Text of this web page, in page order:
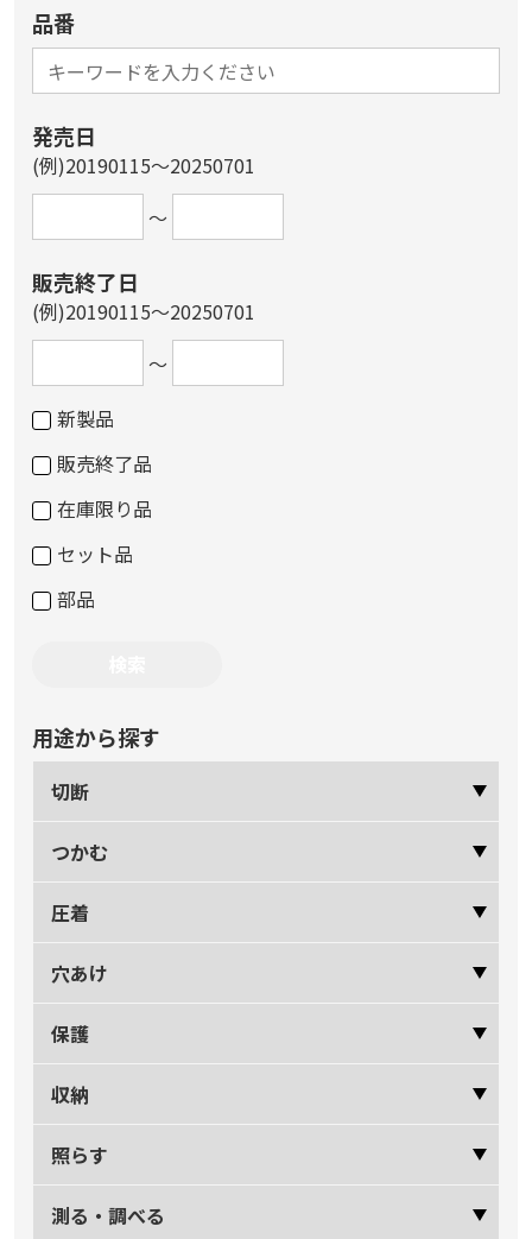
品番
発売日
(例)20190115～20250701
～
販売終了日
(例)20190115～20250701
～
新製品
販売終了品
在庫限り品
セット品
部品
用途から探す
切断
つかむ
圧着
穴あけ
保護
収納
照らす
測る・調べる